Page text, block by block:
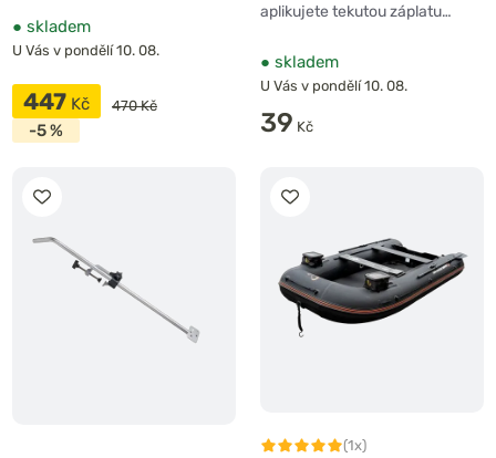
● skladem
U Vás v pondělí 10. 08.
447 Kč 470 Kč
-5 %
aplikujete tekutou záplatu…
● skladem
U Vás v pondělí 10. 08.
39 Kč
(1x)